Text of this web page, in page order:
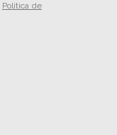
Política de